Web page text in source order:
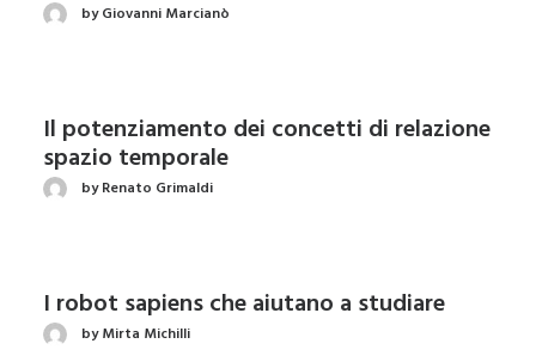
by Giovanni Marcianò
Il potenziamento dei concetti di relazione
spazio temporale
by Renato Grimaldi
I robot sapiens che aiutano a studiare
by Mirta Michilli